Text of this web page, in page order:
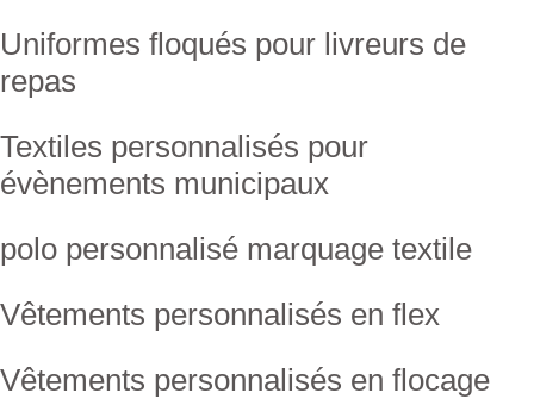
Uniformes floqués pour livreurs de
repas
Textiles personnalisés pour
évènements municipaux
polo personnalisé marquage textile
Vêtements personnalisés en flex
Vêtements personnalisés en flocage